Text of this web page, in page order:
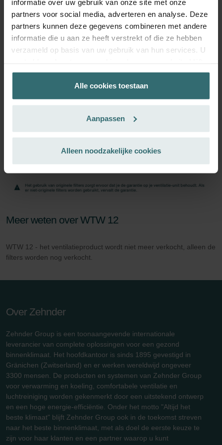
informatie over uw gebruik van onze site met onze
partners voor social media, adverteren en analyse. Deze
partners kunnen deze gegevens combineren met andere
informatie die u aan ze heeft verstrekt of die ze hebben
verzameld op basis van uw gebruik van hun services. U
gebruiken.
Datenschutzerklärung der Zehnder Group
Zehnder Group België nv/sa: Déclarations de confidentialité
Zehnder Group Czech Republic s.r.o.: Zásady ochrany
Zehnder Group France: Protection des données
Zehnder Group İç Mekan İklimlendirme Sanayi ve Ticaret
Zehnder Group Nederland bv: Privacyverklaringen
Zehnder Polska Sp. z o.o.: Oświadczenie o ochronie
Alle cookies toestaan
Aanpassen
Alleen noodzakelijke cookies
Inschrijven
Meer weten over WTW 12
WTW 12 - het ventilatieproduct wordt niet meer verkocht, alleen de
filters worden nog verkocht.
Over Zehnder
Zehnder Group is een toonaangevende internationale
leverancier van complete oplossingen voor een gezond
binnenklimaat. Het hoofdkantoor is sinds 1895 gevestigd in
Gränichen (Zwitserland) en er werken wereldwijd ongeveer
3300 mensen. De producten en systemen van Zehnder Group
voor verwarming en koeling, comfortabele ventilatie en
luchtreiniging worden gekenmerkt door een uitstekend ontwerp
en een hoge energie-efficiëntie. Onder het motto "Altijd het
beste klimaat" blijft Zehnder Group ook in de toekomst streven
naar het beste binnenklimaat, met als doel de eerste keuze te
zijn voor haar klanten en een partner waarop u kunt